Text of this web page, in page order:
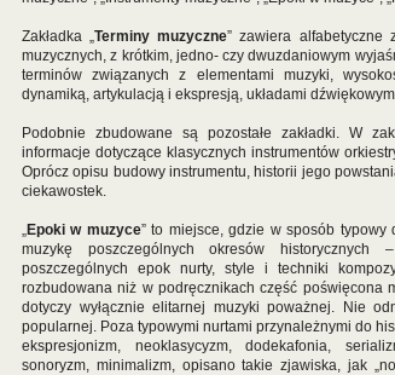
Zakładka „Terminy muzyczne” zawiera alfabetyczne
muzycznych, z krótkim, jedno- czy dwuzdaniowym
terminów związanych z elementami muzyki,
dynamiką, artykulacją i ekspresją, układami
Podobnie zbudowane są pozostałe zakładki. W
informacje dotyczące klasycznych instrumentów
Oprócz opisu budowy instrumentu, historii jego
ciekawostek.
„Epoki w muzyce” to miejsce, gdzie w sposób
muzykę poszczególnych okresów historycznych
poszczególnych epok nurty, style i techniki
rozbudowana niż w podręcznikach część poświęcona
dotyczy wyłącznie elitarnej muzyki poważnej. Nie
popularnej. Poza typowymi nurtami przynależnymi do
ekspresjonizm, neoklasycyzm, dodekafonia,
sonoryzm, minimalizm, opisano takie zjawiska, jak